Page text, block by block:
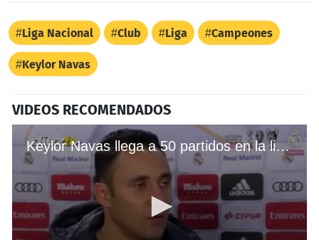
Liga Nacional Club Liga Campeones
Keylor Navas
VIDEOS RECOMENDADOS
Keylor Navas llega a 50 partidos en la liga con el Real Madrid